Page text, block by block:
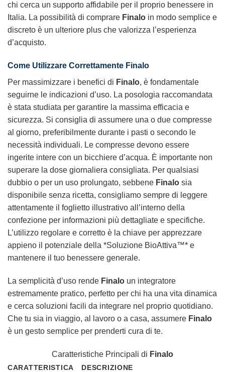
chi cerca un supporto affidabile per il proprio benessere in
Italia. La possibilità di comprare Finalo in modo semplice e
discreto è un ulteriore plus che valorizza l’esperienza
d’acquisto.
Come Utilizzare Correttamente Finalo
Per massimizzare i benefici di Finalo, è fondamentale
seguirne le indicazioni d’uso. La posologia raccomandata
è stata studiata per garantire la massima efficacia e
sicurezza. Si consiglia di assumere una o due compresse
al giorno, preferibilmente durante i pasti o secondo le
necessità individuali. Le compresse devono essere
ingerite intere con un bicchiere d’acqua. È importante non
superare la dose giornaliera consigliata. Per qualsiasi
dubbio o per un uso prolungato, sebbene Finalo sia
disponibile senza ricetta, consigliamo sempre di leggere
attentamente il foglietto illustrativo all’interno della
confezione per informazioni più dettagliate e specifiche.
L’utilizzo regolare e corretto è la chiave per apprezzare
appieno il potenziale della *Soluzione BioAttiva™* e
mantenere il tuo benessere generale.
La semplicità d’uso rende Finalo un integratore
estremamente pratico, perfetto per chi ha una vita dinamica
e cerca soluzioni facili da integrare nel proprio quotidiano.
Che tu sia in viaggio, al lavoro o a casa, assumere Finalo
è un gesto semplice per prenderti cura di te.
Caratteristiche Principali di Finalo
CARATTERISTICA
DESCRIZIONE